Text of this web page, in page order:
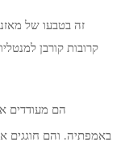
זה בטבעו של
קרובות קורבן
הם מעודדים
באמפתיה. והם חוגגים